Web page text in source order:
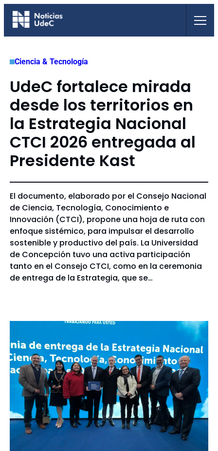
Saltar
Ciencia & Tecnología
UdeC fortalece mirada
desde los territorios en
la Estrategia Nacional
CTCI 2026 entregada al
Presidente Kast
El documento, elaborado por el Consejo Nacional
de Ciencia, Tecnología, Conocimiento e
Innovación (CTCI), propone una hoja de ruta con
enfoque sistémico, para impulsar el desarrollo
sostenible y productivo del país. La Universidad
de Concepción tuvo una activa participación
tanto en el Consejo CTCI, como en la ceremonia
de entrega de la Estrategia, que se…